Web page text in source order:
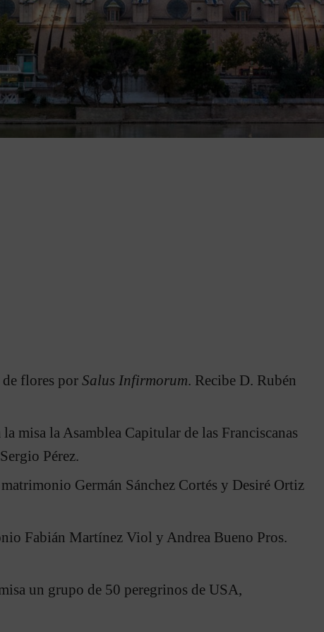
flores por Salus Infirmorum. Recibe D. Rubén
misa la Asamblea Capitular de las Franciscanas
Pérez.
Germán Sánchez Cortés y Desiré Ortiz
Fabián Martínez Viol y Andrea Bueno Pros.
un grupo de 50 peregrinos de USA,